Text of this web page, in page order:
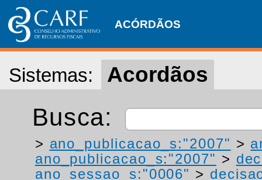
ACÓRDÃOS
Sistemas: Acordãos
Busca:
> ano_publicacao_s:"2007" >
ano_publicacao_s:"2007" >
ano_sessao_s:"0006" >